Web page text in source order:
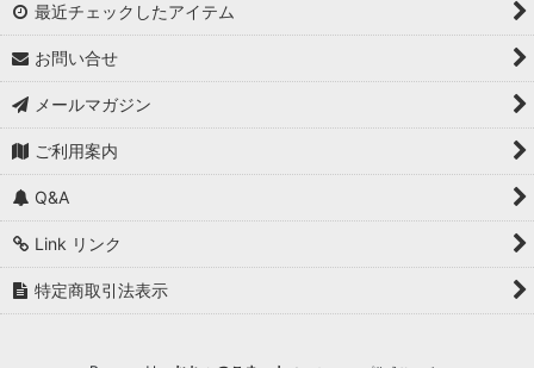
最近チェックしたアイテム
お問い合せ
メールマガジン
ご利用案内
Q&A
Link リンク
特定商取引法表示